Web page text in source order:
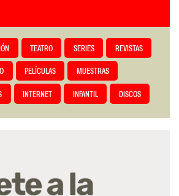
TEATRO SERIES REVISTAS
PELÍCULAS MUESTRAS
INTERNET INFANTIL DISCOS